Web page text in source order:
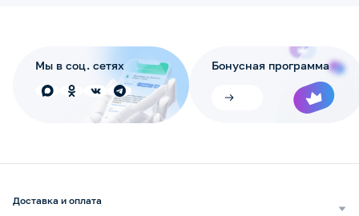
Мы в соц. сетях Бонусная программа
Доставка и оплата